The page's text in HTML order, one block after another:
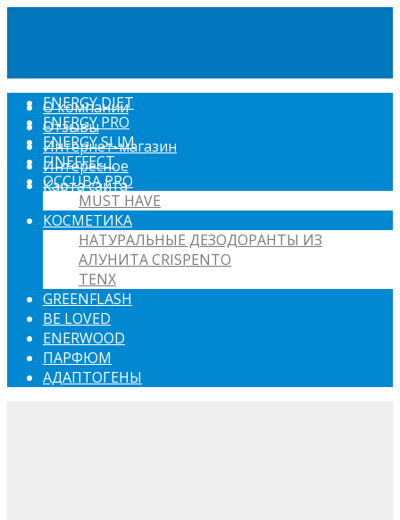
О компании
Отзывы
Интернет-магазин
Интересное
Карта сайта
ENERGY DIET
ENERGY PRO
ENERGY SLIM
FINEFFECT
OCCUBA PRO
MUST HAVE
КОСМЕТИКА
НАТУРАЛЬНЫЕ ДЕЗОДОРАНТЫ ИЗ
АЛУНИТА CRISPENTO
TENX
GREENFLASH
BE LOVED
ENERWOOD
ПАРФЮМ
АДАПТОГЕНЫ